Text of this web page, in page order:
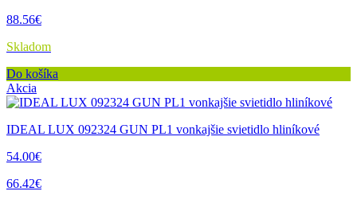
88.56€
Skladom
Do košíka
Akcia
IDEAL LUX 092324 GUN PL1 vonkajšie svietidlo hliníkové
54.00€
66.42€